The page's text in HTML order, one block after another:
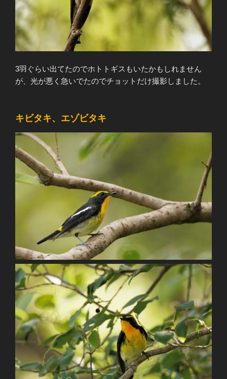
3羽ぐらい出てたのでホトトギスもいたかもしれません
が、光が悪く急いでたのでチョットだけ撮影しました。
キビタキ、エゾビタキ